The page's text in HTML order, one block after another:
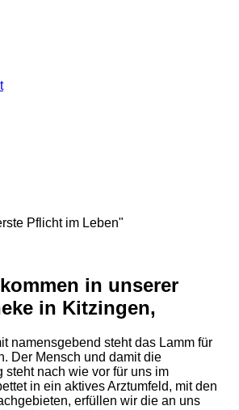
Pflicht im Leben"
in unserer
in Kitzingen,
namensgebend steht das Lamm für
Der Mensch und damit die
steht nach wie vor für uns im
in ein aktives Arztumfeld, mit den
erfüllen wir die an uns